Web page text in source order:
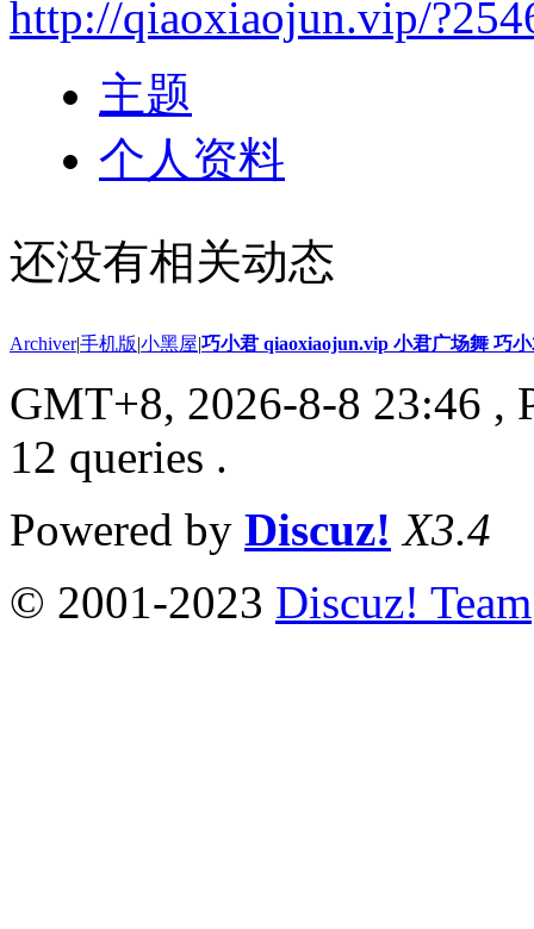
http://qiaoxiaojun.vip/
主题
个人资料
还没有相关动态
Archiver|手机版|小黑屋|巧小君 qiaoxiaojun.vip 小君广场舞 巧
GMT+8, 2026-8-8 23:46 ,
12 queries .
Powered by Discuz! X3.4
© 2001-2023 Discuz! Team